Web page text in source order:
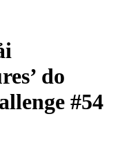
do
#54